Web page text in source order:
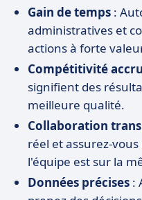
Gain de temps :
administratives et
actions à forte
Compétitivité
signifient des
meilleure qualité.
Collaboration
réel et assurez-
l'équipe est sur la
Données précises :